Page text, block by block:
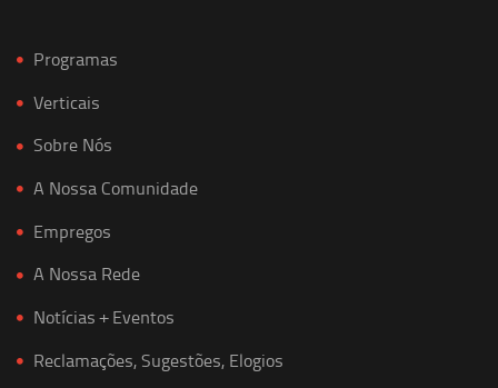
Programas
Verticais
Sobre Nós
A Nossa Comunidade
Empregos
A Nossa Rede
Notícias + Eventos
Reclamações, Sugestões, Elogios